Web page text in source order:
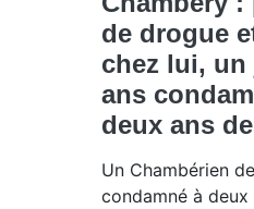
de drogue
chez lui, un
ans
deux ans
Un Chambérien
condamné à